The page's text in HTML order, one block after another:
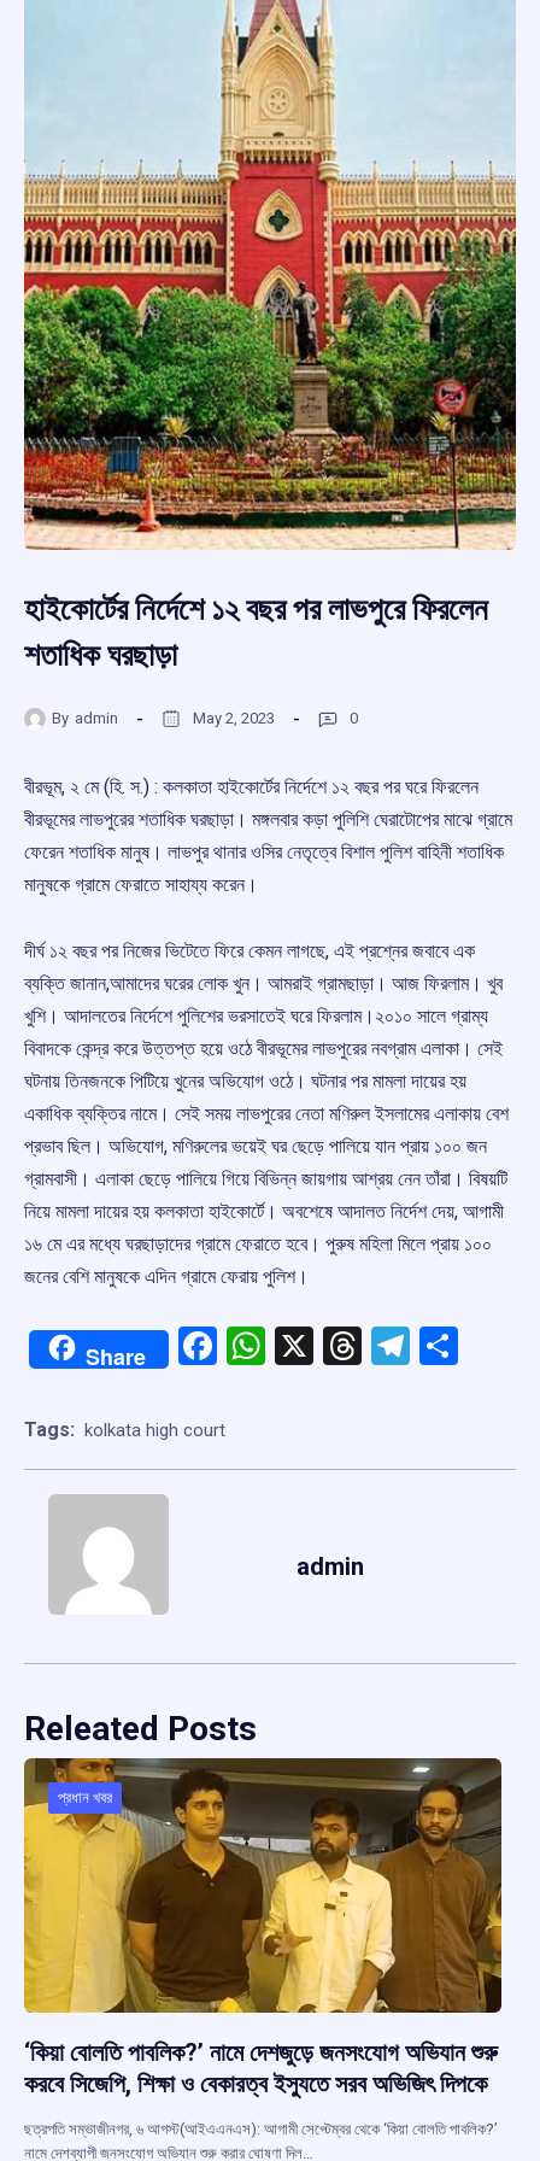
হাইকোর্টের নির্দেশে ১২ বছর পর লাভপুরে ফিরলেন
শতাধিক ঘরছাড়া
By admin May 2, 2023 0
বীরভূম, ২ মে (হি. স.) : কলকাতা হাইকোর্টের নির্দেশে ১২ বছর পর ঘরে ফিরলেন
বীরভূমের লাভপুরের শতাধিক ঘরছাড়া। মঙ্গলবার কড়া পুলিশি ঘেরাটোপের মাঝে গ্রামে
ফেরেন শতাধিক মানুষ। লাভপুর থানার ওসির নেতৃত্বে বিশাল পুলিশ বাহিনী শতাধিক
মানুষকে গ্রামে ফেরাতে সাহায্য করেন।
দীর্ঘ ১২ বছর পর নিজের ভিটেতে ফিরে কেমন লাগছে, এই প্রশ্নের জবাবে এক
ব্যক্তি জানান,আমাদের ঘরের লোক খুন। আমরাই গ্রামছাড়া। আজ ফিরলাম। খুব
খুশি। আদালতের নির্দেশে পুলিশের ভরসাতেই ঘরে ফিরলাম।২০১০ সালে গ্রাম্য
বিবাদকে কেন্দ্র করে উত্তপ্ত হয়ে ওঠে বীরভূমের লাভপুরের নবগ্রাম এলাকা। সেই
ঘটনায় তিনজনকে পিটিয়ে খুনের অভিযোগ ওঠে। ঘটনার পর মামলা দায়ের হয়
একাধিক ব্যক্তির নামে। সেই সময় লাভপুরের নেতা মণিরুল ইসলামের এলাকায় বেশ
প্রভাব ছিল। অভিযোগ, মণিরুলের ভয়েই ঘর ছেড়ে পালিয়ে যান প্রায় ১০০ জন
গ্রামবাসী। এলাকা ছেড়ে পালিয়ে গিয়ে বিভিন্ন জায়গায় আশ্রয় নেন তাঁরা। বিষয়টি
নিয়ে মামলা দায়ের হয় কলকাতা হাইকোর্টে। অবশেষে আদালত নির্দেশ দেয়, আগামী
১৬ মে এর মধ্যে ঘরছাড়াদের গ্রামে ফেরাতে হবে। পুরুষ মহিলা মিলে প্রায় ১০০
জনের বেশি মানুষকে এদিন গ্রামে ফেরায় পুলিশ।
Share Facebook
WhatsApp
X Threads
Tags: kolkata high court
admin
Releated Posts
প্রধান খবর
‘কিয়া বোলতি পাবলিক?’ নামে দেশজুড়ে জনসংযোগ অভিযান শুরু
করবে সিজেপি, শিক্ষা ও বেকারত্ব ইস্যুতে সরব অভিজিৎ দিপকে
ছত্রপতি সম্ভাজীনগর, ৬ আগস্ট(আইএএনএস): আগামী সেপ্টেম্বর থেকে ‘কিয়া বোলতি পাবলিক?’
নামে দেশব্যাপী জনসংযোগ অভিযান শুরু করার ঘোষণা দিল…